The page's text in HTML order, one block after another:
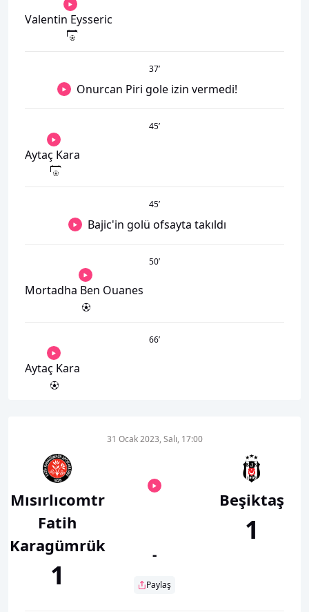
Valentin Eysseric
37’
Onurcan Piri gole izin vermedi!
45’
Aytaç Kara
45’
Bajic'in golü ofsayta takıldı
50’
Mortadha Ben Ouanes
66’
Aytaç Kara
Mısırlıcomtr
Fatih
Karagümrük
1
31 Ocak 2023, Salı, 17:00
-
Paylaş
Beşiktaş
1